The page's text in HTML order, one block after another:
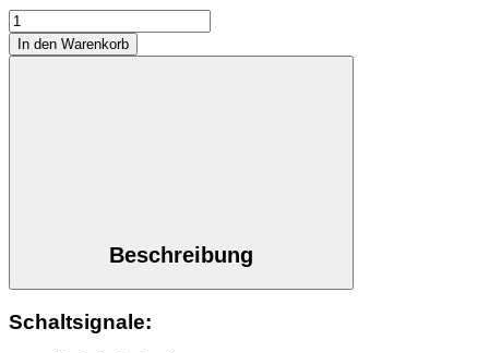
Web-
IO
4.0
In den Warenkorb
Beschreibung
Schaltsignale: